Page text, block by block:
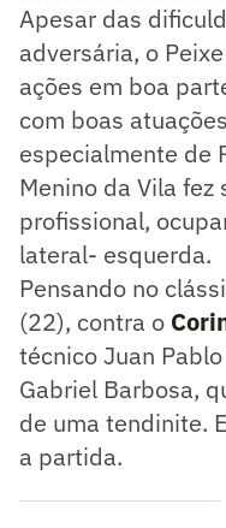
Apesar das
adversária, o
ações em boa
com boas
especialmente de
Menino da Vila
profissional,
lateral- esquerda.
Pensando no
(22), contra o
técnico Juan
Gabriel Barbosa,
de uma tendinite.
a partida.